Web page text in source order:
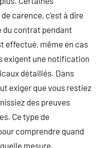
carence, c’est à dire
du contrat pendant
effectué, même en cas
exigent une notification
détaillés. Dans
exiger que vous restiez
des preuves
Ce type de
comprendre quand
mesure.